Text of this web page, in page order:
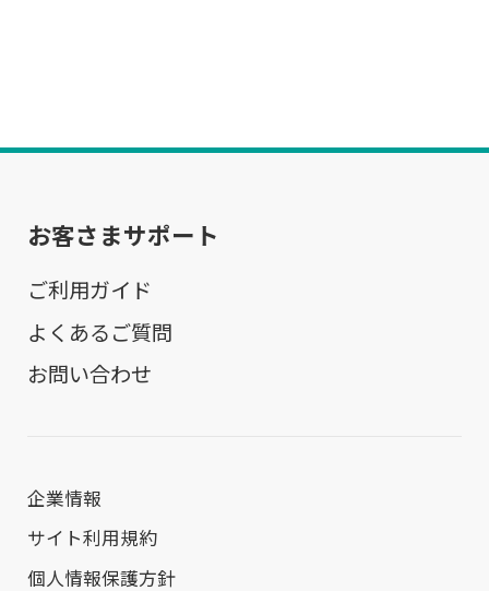
お客さまサポート
ご利用ガイド
よくあるご質問
お問い合わせ
企業情報
サイト利用規約
個人情報保護方針